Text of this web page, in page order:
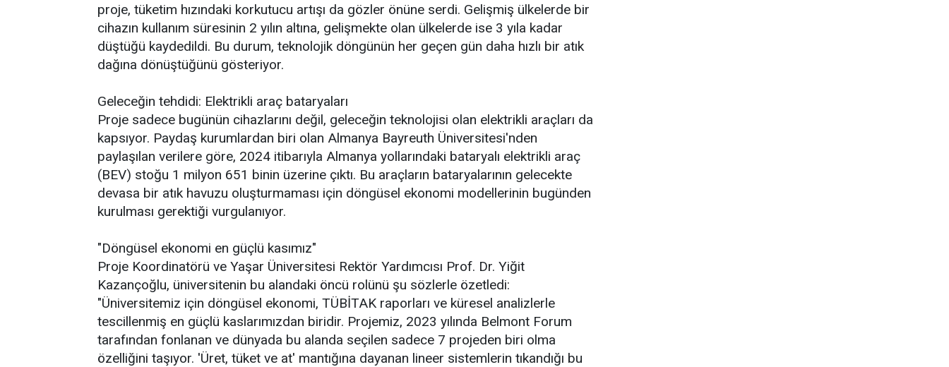
proje, tüketim hızındaki korkutucu artışı da gözler önüne serdi. Gelişmiş ülkelerde bir
cihazın kullanım süresinin 2 yılın altına, gelişmekte olan ülkelerde ise 3 yıla kadar
düştüğü kaydedildi. Bu durum, teknolojik döngünün her geçen gün daha hızlı bir atık
dağına dönüştüğünü gösteriyor.
Geleceğin tehdidi: Elektrikli araç bataryaları
Proje sadece bugünün cihazlarını değil, geleceğin teknolojisi olan elektrikli araçları da
kapsıyor. Paydaş kurumlardan biri olan Almanya Bayreuth Üniversitesi'nden
paylaşılan verilere göre, 2024 itibarıyla Almanya yollarındaki bataryalı elektrikli araç
(BEV) stoğu 1 milyon 651 binin üzerine çıktı. Bu araçların bataryalarının gelecekte
devasa bir atık havuzu oluşturmaması için döngüsel ekonomi modellerinin bugünden
kurulması gerektiği vurgulanıyor.
"Döngüsel ekonomi en güçlü kasımız"
Proje Koordinatörü ve Yaşar Üniversitesi Rektör Yardımcısı Prof. Dr. Yiğit
Kazançoğlu, üniversitenin bu alandaki öncü rolünü şu sözlerle özetledi:
"Üniversitemiz için döngüsel ekonomi, TÜBİTAK raporları ve küresel analizlerle
tescillenmiş en güçlü kaslarımızdan biridir. Projemiz, 2023 yılında Belmont Forum
tarafından fonlanan ve dünyada bu alanda seçilen sadece 7 projeden biri olma
özelliğini taşıyor. 'Üret, tüket ve at' mantığına dayanan lineer sistemlerin tıkandığı bu